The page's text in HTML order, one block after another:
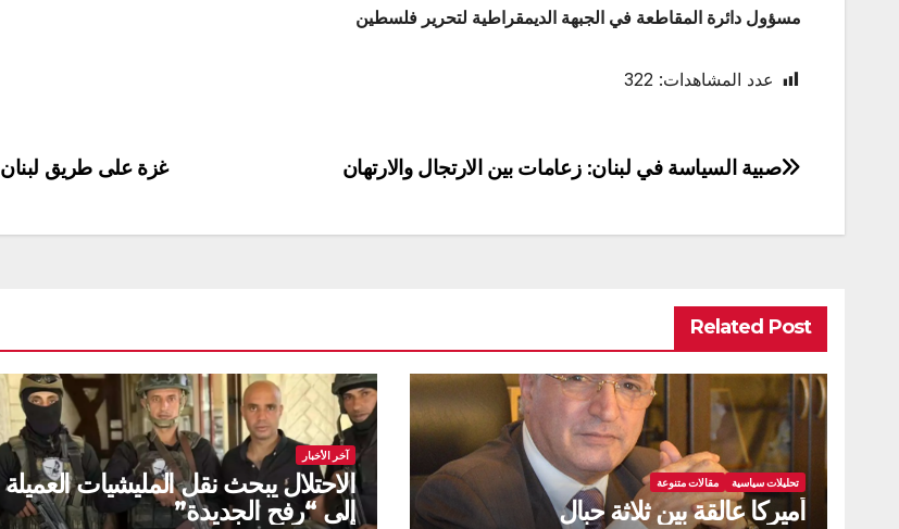
مسؤول دائرة المقاطعة في الجبهة الديمقراطية لتحرير فلسطين
عدد المشاهدات: 322
تصفّح
غزة على طريق لبنان صبية السياسة في لبنان: زعامات بين الارتجال والارتهان
Related Post
تحليلات سياسية مقالات متنوعة
أميركا عالقة بين ثلاثة حبال
آخر الأخبار
الاحتلال يبحث نقل المليشيات العميلة
إلى “رفح الجديدة”